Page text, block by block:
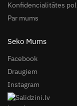
Konfidencialitātes
Par mums
Seko Mums
Facebook
Draugiem
Instagram